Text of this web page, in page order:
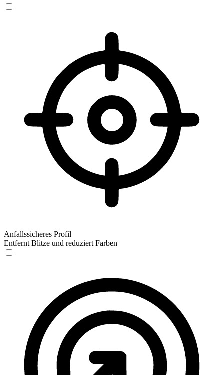
Anfallssicheres Profil
Entfernt Blitze und reduziert Farben